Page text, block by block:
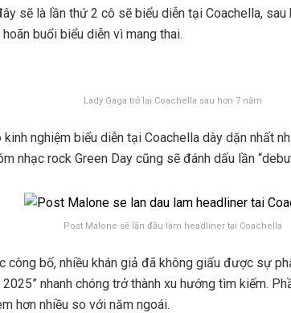
sẽ là lần thứ 2 cô sẽ biểu diễn tại Coachella,
buổi biểu diễn vì mang thai.
Lady Gaga trở lại Coachella sau hơn 7 năm
nghiệm biểu diễn tại Coachella dày dặn nhất
nhạc rock Green Day cũng sẽ đánh dấu lần
Post Malone sẽ lần đầu làm headliner tại Coachella
công bố, nhiều khán giả đã không giấu được sự
nhanh chóng trở thành xu hướng tìm kiếm.
hơn nhiều so với năm ngoái.